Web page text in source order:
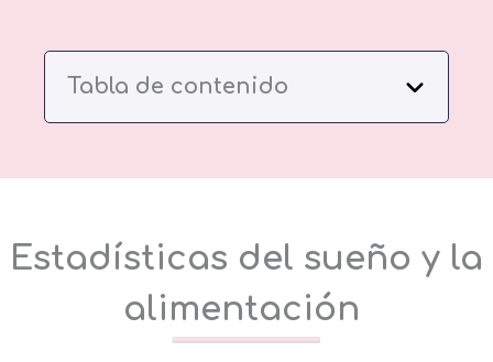
Tabla de contenido
Estadísticas del sueño y la
alimentación